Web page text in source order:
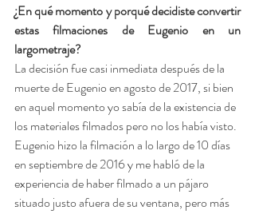
¿En qué momento y porqué decidiste convertir
estas filmaciones de Eugenio en un
largometraje?
La decisión fue casi inmediata después de la
muerte de Eugenio en agosto de 2017, si bien
en aquel momento yo sabía de la existencia de
los materiales filmados pero no los había visto.
Eugenio hizo la filmación a lo largo de 10 días
en septiembre de 2016 y me habló de la
experiencia de haber filmado a un pájaro
situado justo afuera de su ventana, pero más